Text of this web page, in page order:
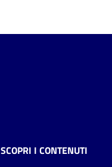
SCOPRI I CONTENUTI